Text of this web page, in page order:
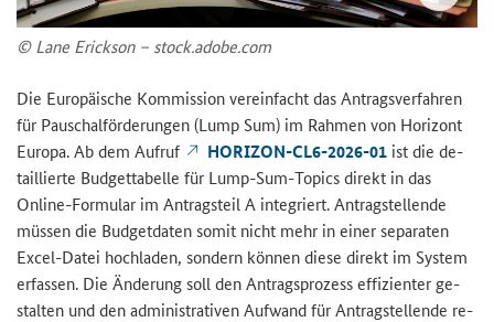
© Lane Erick­son – stock.adobe.com
Die Eu­ro­päi­sche Kom­mis­si­on ver­ein­facht das An­trags­ver­fah­ren
für Pau­schal­för­de­run­gen (Lump Sum) im Rah­men von Ho­ri­zont
Eu­ro­pa. Ab dem Auf­ruf
HORIZON-​CL6-2026-01 ist die de­
tail­lier­te Bud­get­ta­bel­le für Lump-Sum-Topicsdi­rekt in das
Online-​Formular im An­trags­teil A in­te­griert. An­trag­stel­len­de
müs­sen die Bud­get­da­ten somit nicht mehr in einer se­pa­ra­ten
Excel-​Datei hoch­la­den, son­dern kön­nen diese di­rekt im Sys­tem
er­fas­sen. Die Än­de­rung soll den An­trags­pro­zess ef­fi­zi­en­ter ge­
stal­ten und den ad­mi­nis­tra­ti­ven Auf­wand für An­trag­stel­len­de re­